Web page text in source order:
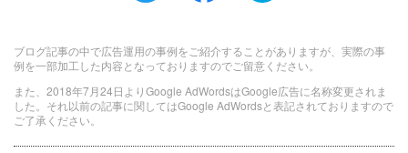
ブログ記事の中で広告運用の事例をご紹介することがありますが、実際の事
例を一部加工した内容となっておりますのでご留意ください。
また、2018年7月24日よりGoogle AdWordsはGoogle広告に名称変更されま
した。それ以前の記事に関してはGoogle AdWordsと表記されておりますので
ご了承ください。